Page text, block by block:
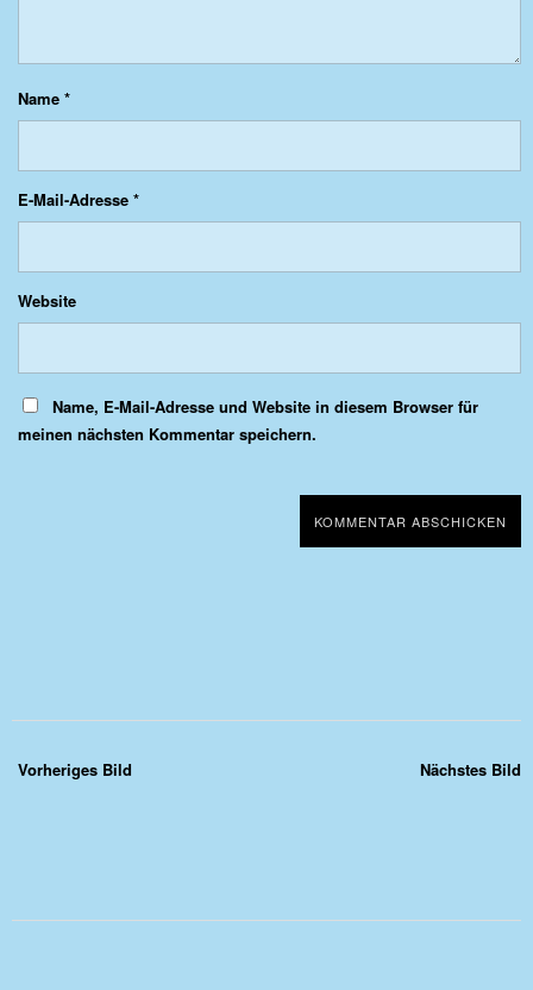
Name *
E-Mail-Adresse *
Website
Name, E-Mail-Adresse und Website in diesem Browser für
meinen nächsten Kommentar speichern.
Nächstes Bild
Vorheriges Bild